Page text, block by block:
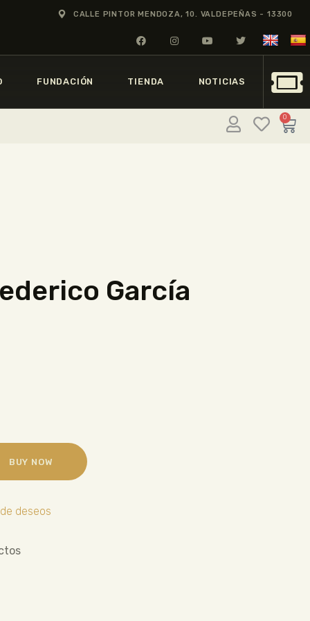
CALLE PINTOR MENDOZA, 10. VALDEPEÑAS - 13300
FUNDACIÓN TIENDA NOTICIAS
0
García
BUY NOW
deseos